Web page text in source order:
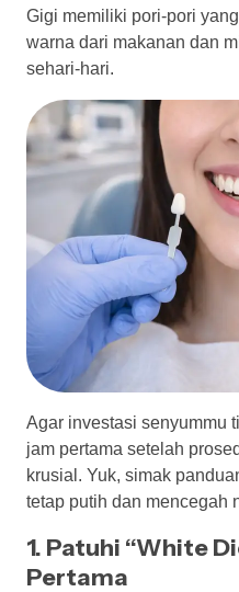
Gigi memiliki pori-pori
warna dari makanan dan
sehari-hari.
Agar investasi senyummu
jam pertama setelah
krusial. Yuk, simak
tetap putih dan mencegah
1. Patuhi “White
Pertama